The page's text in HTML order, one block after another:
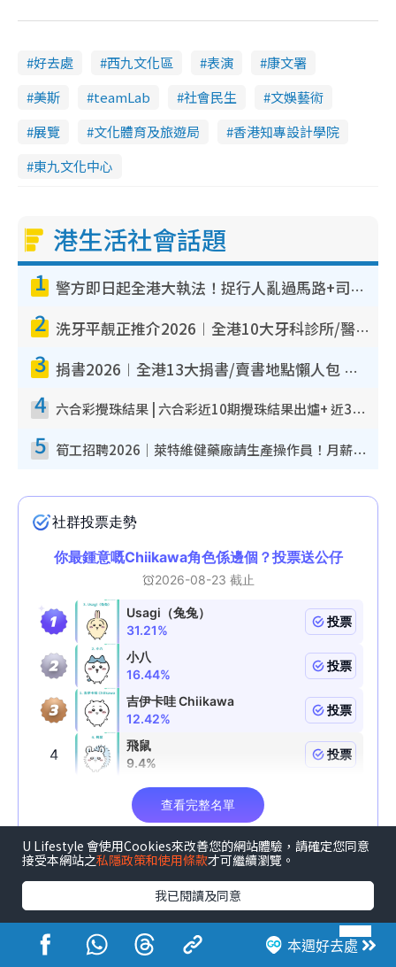
好去處 西九文化區 表演
康文署
美斯
teamLab 社會民生
文娛藝術
展覽
文化體育及旅遊局
香港知專設計學院
東九文化中心
港生活社會話題
1 警方即日起全港大執法！捉行人亂過馬路+司機不專注駕駛！亂過馬路罰$2000
2 洗牙平靚正推介2026︱全港10大牙科診所/醫院懶人包 夜診至8點/鎮靜潔牙/醫療券適用
3 捐書2026︱全港13大捐書/賣書地點懶人包 二手課本最高$150＋舊書換免費咖啡/戲票
4 六合彩攪珠結果 | 六合彩近10期攪珠結果出爐+ 近30期最旺熱門中獎號碼
5 筍工招聘2026｜萊特維健藥廠請生產操作員！月薪高達$1.7萬 冷氣廠房/五天工作/保證雙糧
《U GO》請您去香港運動節2026！本週好去處
U Lifestyle 會使用Cookies來改善您的網站體驗，請確定您同意
接受本網站之私隱政策和使用條款才可繼續瀏覽。
我已閱讀及同意